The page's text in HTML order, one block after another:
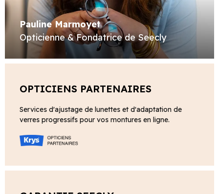
Pauline Marmoyet
Opticienne & Fondatrice de Seecly
OPTICIENS PARTENAIRES
Services d'ajustage de lunettes et d'adaptation de
verres progressifs pour vos montures en ligne.